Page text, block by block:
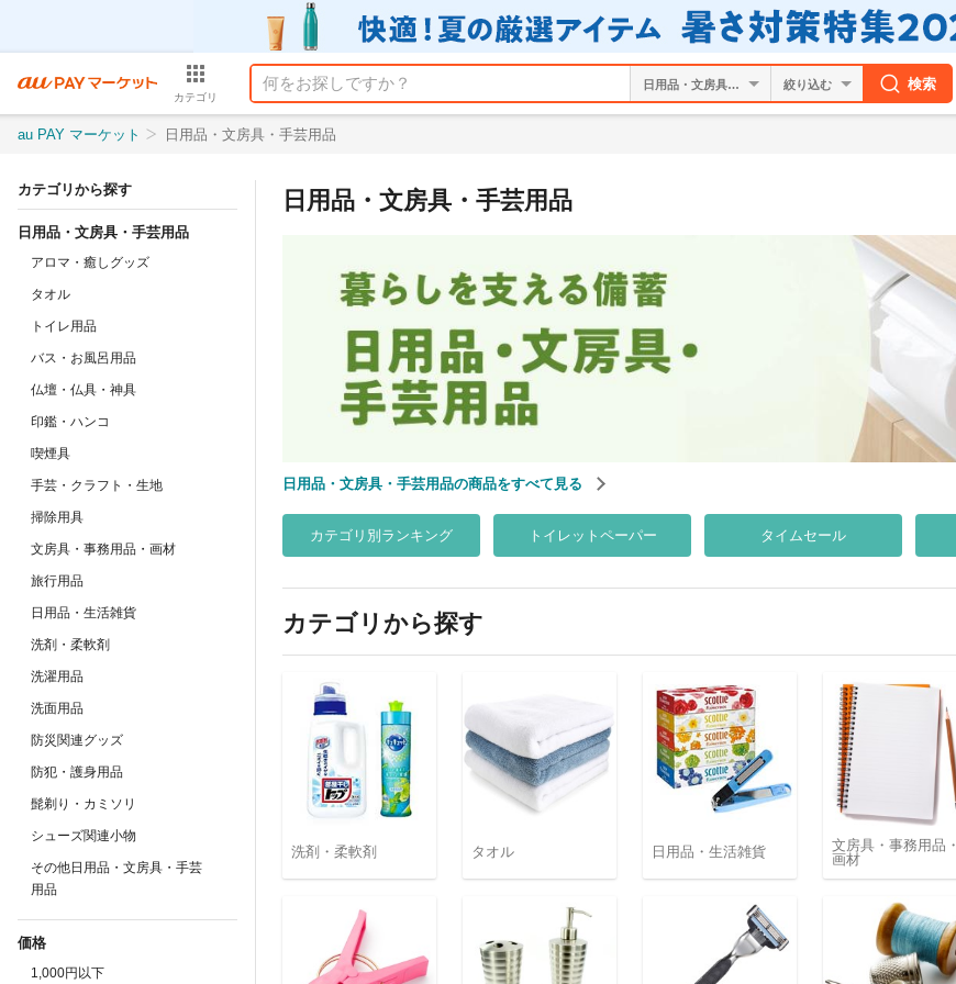
カテゴリ
絞り込む 検索
au PAY マーケット 日用品・文房具・手芸用品
カテゴリから探す
日用品・文房具・手芸用品
アロマ・癒しグッズ
タオル
トイレ用品
バス・お風呂用品
仏壇・仏具・神具
印鑑・ハンコ
喫煙具
手芸・クラフト・生地
掃除用具
文房具・事務用品・画材
旅行用品
日用品・生活雑貨
洗剤・柔軟剤
洗濯用品
洗面用品
防災関連グッズ
防犯・護身用品
髭剃り・カミソリ
シューズ関連小物
その他日用品・文房具・手芸
用品
価格
1,000円以下
日用品・文房具・手芸用品
日用品・文房具・手芸用品の商品をすべて見る
カテゴリ別ランキング トイレットペーパー タイムセール
カテゴリから探す
洗剤・柔軟剤 タオル 日用品・生活雑貨
文房具・事務用品・
画材